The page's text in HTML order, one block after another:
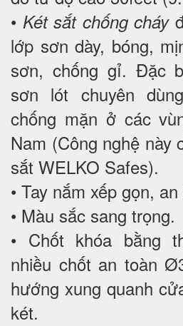
• Két sắt chống cháy
lớp sơn dày, bóng,
sơn, chống gỉ. Đặc
sơn lót chuyên
chống mặn ở các
Nam (Công nghệ này
sắt WELKO Safes).
• Tay nắm xếp gọn,
• Màu sắc sang trọng.
• Chốt khóa bằng
nhiều chốt an toàn
hướng xung quanh
két.